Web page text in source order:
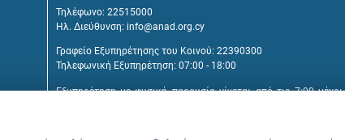
Τηλέφωνο: 22515000
Ηλ. Διεύθυνση: info@anad.org.cy
Γραφείο Εξυπηρέτησης του Κοινού: 22390300
Τηλεφωνική Εξυπηρέτηση: 07:00 - 18:00
Εξυπηρέτηση με φυσική παρουσία γίνεται από τις 7:00 μέχρι